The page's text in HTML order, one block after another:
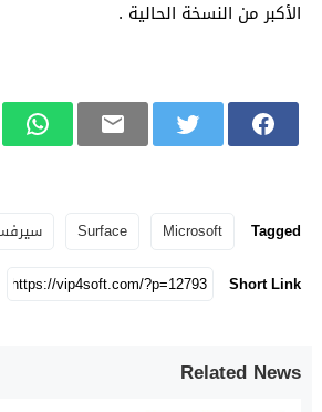
الأكبر من النسخة الحالية .
Tagged
Microsoft
Surface
Short Link
Related News